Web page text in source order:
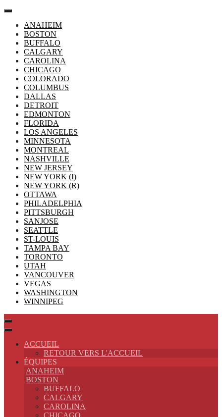
Aller
contenuANAHEIM
BOSTON
BUFFALO
CALGARY
CAROLINA
CHICAGO
COLORADO
COLUMBUS
DALLAS
DETROIT
EDMONTON
FLORIDA
LOS ANGELES
MINNESOTA
MONTREAL
NASHVILLE
NEW JERSEY
NEW YORK (I)
NEW YORK (R)
OTTAWA
PHILADELPHIA
PITTSBURGH
SANJOSE
SEATTLE
ST-LOUIS
TAMPA BAY
TORONTO
UTAH
VANCOUVER
VEGAS
WASHINGTON
WINNIPEG
ACCUEIL
RETOUR VERS L'ACCUEIL
ÉQUIPES
ANAHEIM
BOSTON
BUFFALO
CALGARY
CAROLINA
CHICAGO